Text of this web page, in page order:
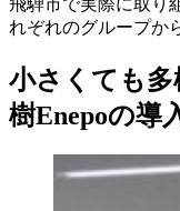
れぞれのグループか
小さくても
樹Enepoの導